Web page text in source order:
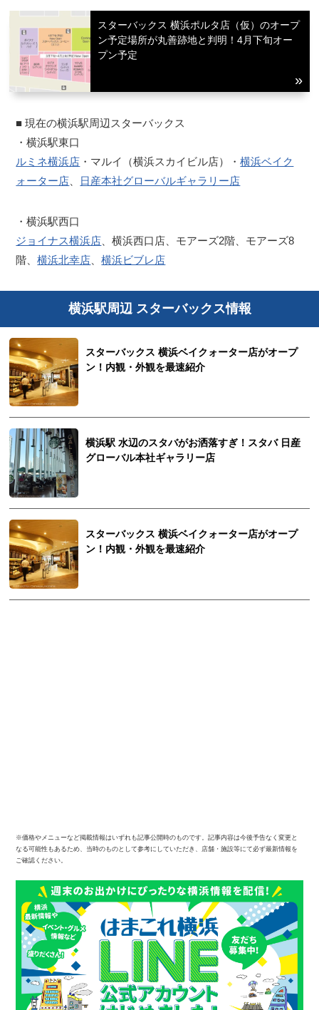
スターバックス 横浜ポルタ店（仮）のオープ
ン予定場所が丸善跡地と判明！4月下旬オー
プン予定
■ 現在の横浜駅周辺スターバックス
・横浜駅東口
ルミネ横浜店 ・マルイ（横浜スカイビル店）・横浜ベイク
ォーター店
日産本社グローバルギャラリー店
・横浜駅西口
ジョイナス横浜店 、横浜西口店、モアーズ2階、モアーズ8
階、横浜北幸店 、横浜ビブレ店
横浜駅周辺 スターバックス情報
スターバックス 横浜ベイクォーター店がオープ
ン！内観・外観を最速紹介
横浜駅 水辺のスタバがお洒落すぎ！スタバ 日産
グローバル本社ギャラリー店
スターバックス 横浜ベイクォーター店がオープ
ン！内観・外観を最速紹介
※価格やメニューなど掲載情報はいずれも記事公開時のものです。記事内容は今後予告なく変更と
なる可能性もあるため、当時のものとして参考にしていただき、店舗・施設等にて必ず最新情報を
ご確認ください。